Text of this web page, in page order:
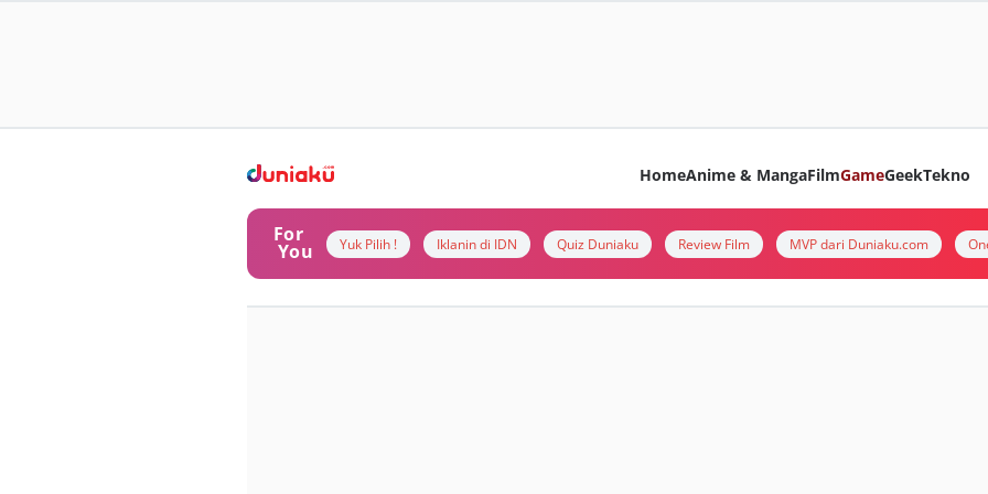
HomeAnime & MangaFilmGameGeekTekno
For
You Yuk Pilih ! Iklanin di IDN Quiz Duniaku Review Film MVP dari Duniaku.com